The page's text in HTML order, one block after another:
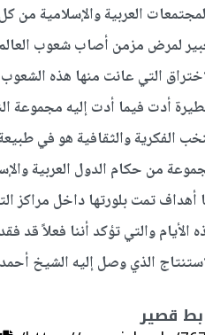
العربية والإسلامية من
لمرض مزمن أصاب شعوب
التي عانت منها هذه
أدت فيما أدت إليه مجموعة
الفكرية والثقافية هو في
من حكام الدول العربية
أهداف تمت بلورتها داخل مراكز
الأيام والتي تؤكد أننا فعلاً قد
الذي وصل إليه الشيخ
قصير